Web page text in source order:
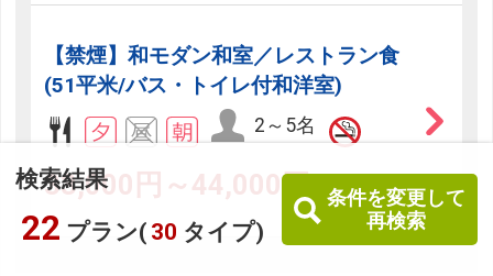
検索結果
22 プラン( 30 タイプ)
条件を変更して
再検索
【禁煙】和モダン和室／レストラン食
(51平米/バス・トイレ付和洋室)
2～5名
33,000円～44,000円